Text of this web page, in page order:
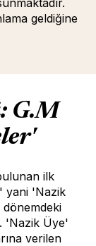
geldiğine
G.M
ilk
yani 'Nazik
dönemdeki
'Nazik Üye'
verilen